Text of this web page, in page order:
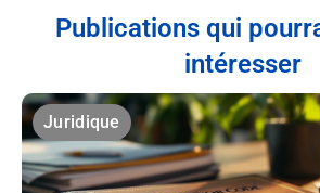
Publications qui
intéresser
Juridique